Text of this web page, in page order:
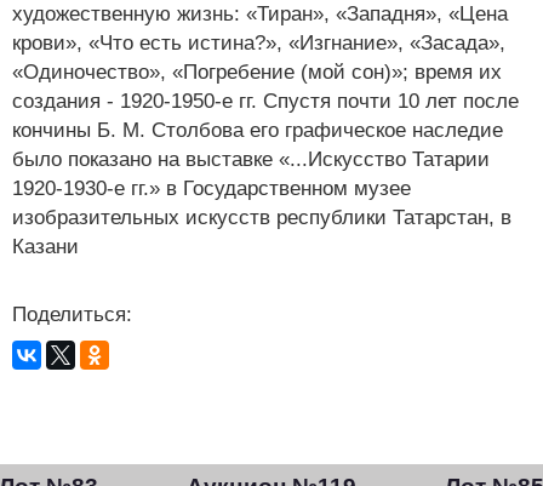
художественную жизнь: «Тиран», «Западня», «Цена
крови», «Что есть истина?», «Изгнание», «Засада»,
«Одиночество», «Погребение (мой сон)»; время их
создания - 1920-1950-е гг. Спустя почти 10 лет после
кончины Б. М. Столбова его графическое наследие
было показано на выставке «...Искусство Татарии
1920-1930-е гг.» в Государственном музее
изобразительных искусств республики Татарстан, в
Казани
Поделиться: